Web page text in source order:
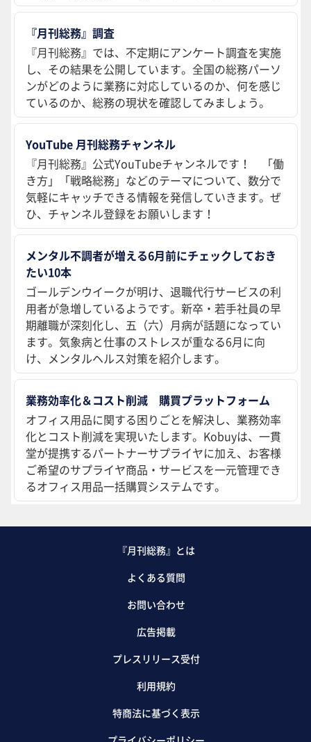
『月刊総務』調査
『月刊総務』では、不定期にアンケート調査を実施
し、その結果を公開しています。全国の総務パーソ
ンがどのように業務に対応しているのか、何を感じ
ているのか、総務の現状を確認してみましょう。
YouTube 月刊総務チャンネル
『月刊総務』公式YouTubeチャンネルです！ 「働
き方」「戦略総務」などのテーマについて、数分で
気軽にキャッチできる情報を発信していきます。ぜ
ひ、チャンネル登録をお願いします！
メンタル不調者が増える6月前にチェックしておき
たい10本
ゴールデンウイークが明け、退職代行サービスの利
用者が急増しているようです。新卒・若手社員の早
期離職が深刻化し、五（六）月病が話題になってい
ます。気象病と仕事のストレスが重なる6月に向
け、メンタルヘルス対策を紹介します。
業務効率化＆コスト削減 購買プラットフォーム
オフィス用品に関する困りごとを解決し、業務効率
化とコスト削減を実現いたします。Kobuyは、一貫
堂が提携するパートナーサプライヤに加え、お客様
ご希望のサプライヤ商品・サービスを一元管理でき
るオフィス用品一括購買システムです。
『月刊総務』とは
よくある質問
お問い合わせ
広告掲載
プレスリリース受付
利用規約
特商法に基づく表示